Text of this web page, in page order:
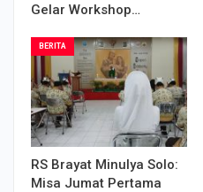
Gelar Workshop…
BERITA
RS Brayat Minulya Solo:
Misa Jumat Pertama